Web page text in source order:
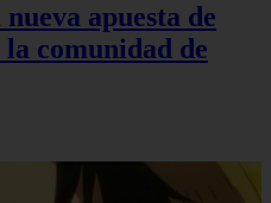
apuesta de
comunidad de